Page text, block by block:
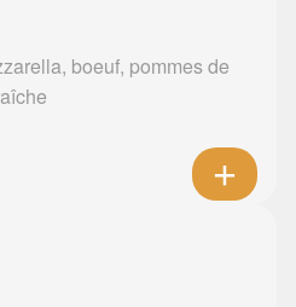
boeuf, pommes de